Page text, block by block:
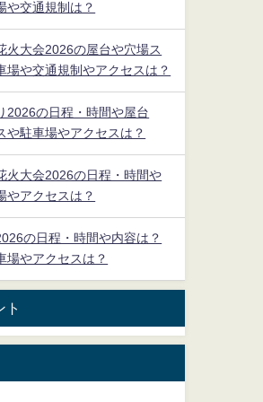
や交通規制は？
火大会2026の屋台や穴場ス
場や交通規制やアクセスは？
2026の日程・時間や屋台
や駐車場やアクセスは？
火大会2026の日程・時間や
やアクセスは？
の日程・時間や内容は？
場やアクセスは？
ト